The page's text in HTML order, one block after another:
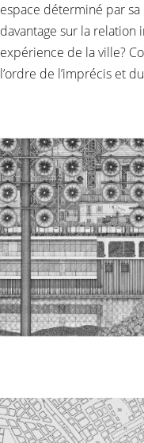
espace déterminé par
davantage sur la relation
expérience de la ville?
l’ordre de l’imprécis et